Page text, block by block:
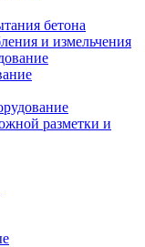
бетона
и измельчения
разметки и